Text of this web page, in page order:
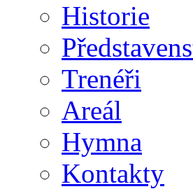
Historie
Trenéři
Areál
Hymna
Kontakty